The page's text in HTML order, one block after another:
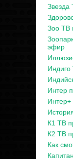
Зоо ТВ
эфир
Интер
К1 ТВ
К2 ТВ
Как